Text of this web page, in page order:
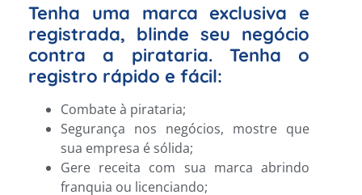
Tenha uma marca exclusiva e
registrada, blinde seu negócio
contra a pirataria. Tenha o
registro rápido e fácil:
Combate à pirataria;
Segurança nos negócios, mostre que
sua empresa é sólida;
Gere receita com sua marca abrindo
franquia ou licenciando;